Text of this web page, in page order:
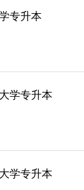
专升本
学专升本
学专升本